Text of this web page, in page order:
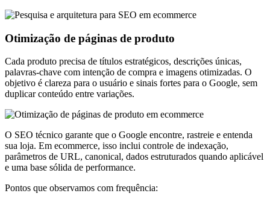
Otimização de páginas de produto
Cada produto precisa de títulos estratégicos, descrições únicas,
palavras-chave com intenção de compra e imagens otimizadas. O
objetivo é clareza para o usuário e sinais fortes para o Google, sem
duplicar conteúdo entre variações.
O SEO técnico garante que o Google encontre, rastreie e entenda
sua loja. Em ecommerce, isso inclui controle de indexação,
parâmetros de URL, canonical, dados estruturados quando aplicável
e uma base sólida de performance.
Pontos que observamos com frequência: